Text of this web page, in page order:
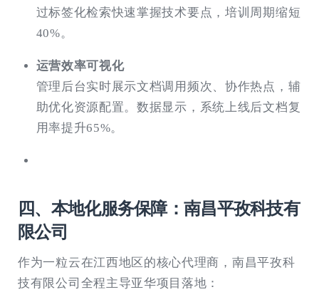
过标签化检索快速掌握技术要点，培训周期缩短
40%。
运营效率可视化
管理后台实时展示文档调用频次、协作热点，辅
助优化资源配置。数据显示，系统上线后文档复
用率提升65%。
四、本地化服务保障：南昌平孜科技有
限公司
作为一粒云在江西地区的核心代理商，南昌平孜科
技有限公司全程主导亚华项目落地：